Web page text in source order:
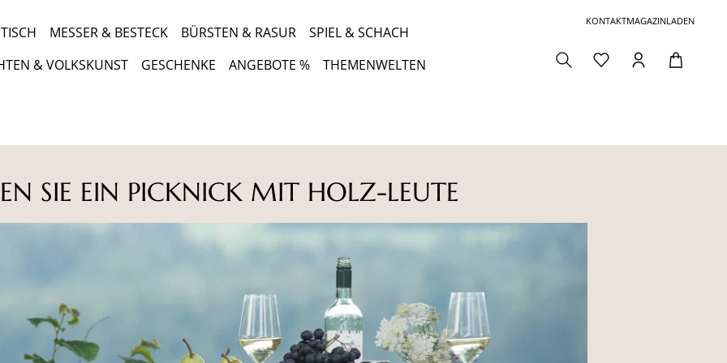
KONTAKTMAGAZINLADEN
MESSER & BESTECK BÜRSTEN & RASUR
SPIEL & SCHACH
& VOLKSKUNST
GESCHENKE ANGEBOTE % THEMENWELTEN
SIE EIN PICKNICK MIT HOLZ-LEUTE